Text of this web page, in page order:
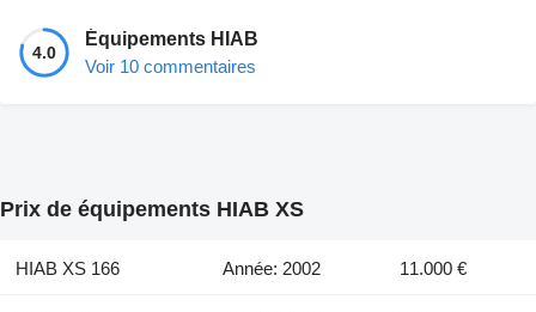
4.0
Équipements HIAB
Voir 10 commentaires
Prix de équipements HIAB XS
HIAB XS 166 Année: 2002 11.000 €